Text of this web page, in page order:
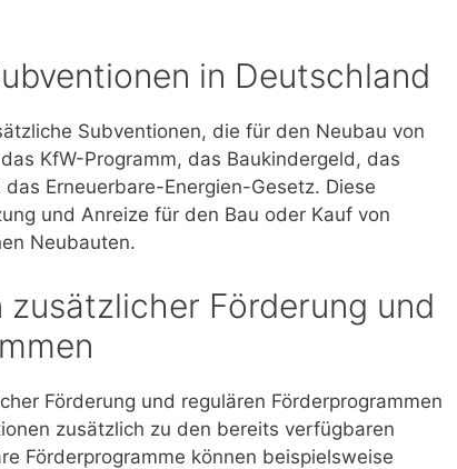
in Deutschland
Subventionen, die für den Neubau von
KfW-Programm, das Baukindergeld, das
Erneuerbare-Energien-Gesetz. Diese
und Anreize für den Bau oder Kauf von
Neubauten.
Förderung und
Förderung und regulären Förderprogrammen
zusätzlich zu den bereits verfügbaren
Förderprogramme können beispielsweise